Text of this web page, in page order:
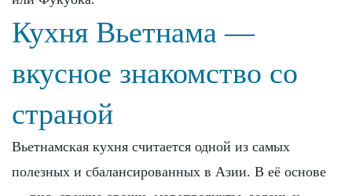
Кухня Вьетнама —
вкусное знакомство со
страной
Вьетнамская кухня считается одной из самых
полезных и сбалансированных в Азии. В её основе